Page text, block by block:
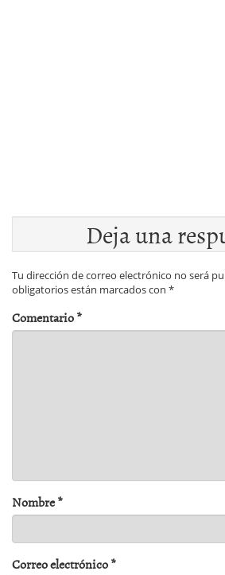
Deja una
Tu dirección de correo electrónico no será
obligatorios están marcados con *
Comentario*
Nombre*
Correo electrónico*